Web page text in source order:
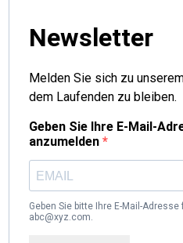
Newsletter
Melden Sie sich zu
dem Laufenden zu bleiben.
Geben Sie Ihre E-Mail-
anzumelden
Geben Sie bitte Ihre E-Mail-
abc@xyz.com.